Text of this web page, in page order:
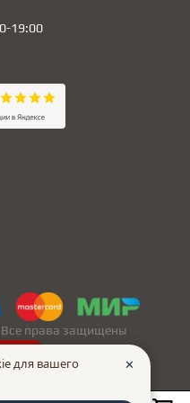
19:00
Все права защищены
для вашего
✕